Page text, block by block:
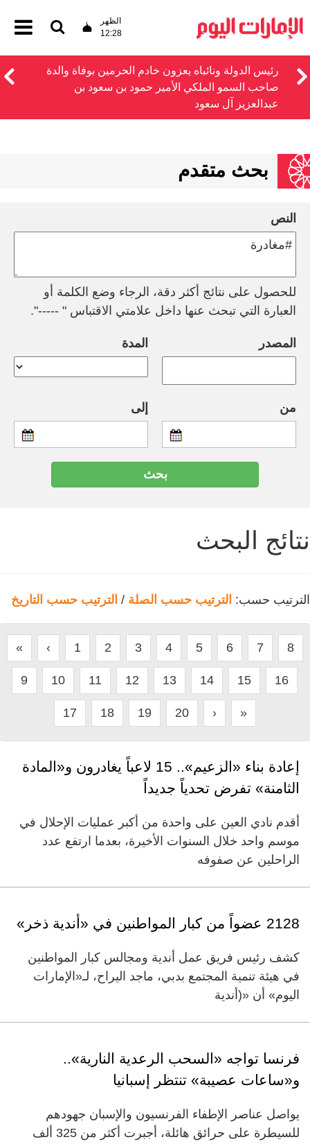
الظهر
12:28
رئيس الدولة ونائباه يعزون خادم الحرمين بوفاة والدة
صاحب السمو الملكي الأمير حمود بن سعود بن
عبدالعزيز آل سعود
بحث متقدم
النص
للحصول على نتائج أكثر دقة، الرجاء وضع الكلمة أو
العبارة التي تبحث عنها داخل علامتي الاقتباس " -----".
المصدر المدة
من إلى
نتائج البحث
الترتيب حسب: الترتيب حسب الصلة / الترتيب حسب التاريخ
« ‹ 1 2 3 4 5 6 7 8
9 10 11 12 13 14 15 16
17 18 19 20 › »
إعادة بناء «الزعيم».. 15 لاعباً يغادرون و«المادة
الثامنة» تفرض تحدياً جديداً
أقدم نادي العين على واحدة من أكبر عمليات الإحلال في
موسم واحد خلال السنوات الأخيرة، بعدما ارتفع عدد
الراحلين عن صفوفه
2128 عضواً من كبار المواطنين في «أندية ذخر»
كشف رئيس فريق عمل أندية ومجالس كبار المواطنين
في هيئة تنمية المجتمع بدبي، ماجد اليراح، لـ«الإمارات
اليوم» أن «(أندية
فرنسا تواجه «السحب الرعدية النارية»..
و«ساعات عصيبة» تنتظر إسبانيا
يواصل عناصر الإطفاء الفرنسيون والإسبان جهودهم
للسيطرة على حرائق هائلة، أجبرت أكثر من 325 ألف